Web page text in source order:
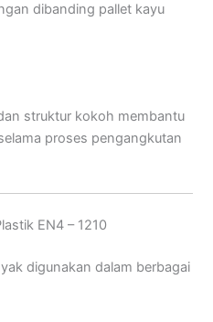
dibanding pallet kayu
struktur kokoh membantu
proses pengangkutan
EN4 – 1210
digunakan dalam berbagai